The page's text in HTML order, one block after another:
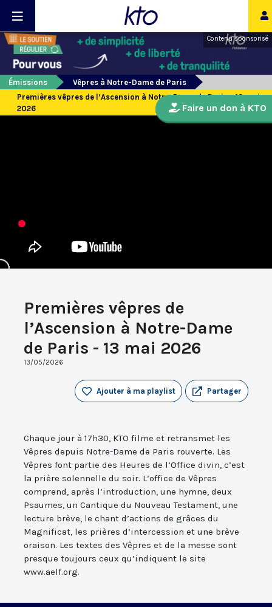
Contenu sponsorisé
Émissions
Vêpres à Notre-Dame de Paris
Premières vêpres de l’Ascension à Notre-Dame de Paris - 13 mai
2026
Premières vêpres de
l’Ascension à Notre-Dame
de Paris - 13 mai 2026
13/05/2026
Partager
Ajouter à ma playlist
Chaque jour à 17h30, KTO filme et retransmet les
Vêpres depuis Notre-Dame de Paris rouverte. Les
Vêpres font partie des Heures de l’Office divin, c’est
la prière solennelle du soir. L’office de Vêpres
comprend, après l’introduction, une hymne, deux
Psaumes, un Cantique du Nouveau Testament, une
lecture brève, le chant d’actions de grâces du
Magnificat, les prières d’intercession et une brève
oraison. Les textes des Vêpres et de la messe sont
presque toujours ceux qu’indiquent le site
www.aelf.org.
Faire un don à KTO